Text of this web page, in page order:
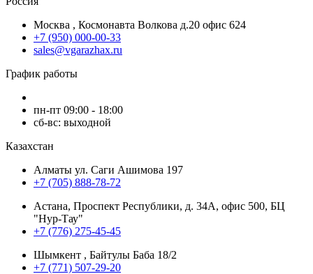
Москва , Космонавта Волкова д.20 офис 624
+7 (950) 000-00-33
sales@vgarazhax.ru
График работы
пн-пт 09:00 - 18:00
сб-вс: выходной
Казахстан
Алматы ул. Саги Ашимова 197
+7 (705) 888-78-72
Астана, Проспект Республики, д. 34А​, офис 500, БЦ
"Нур-Тау"
+7 (776) 275-45-45
Шымкент , Байтулы Баба 18/2
+7 (771) 507-29-20